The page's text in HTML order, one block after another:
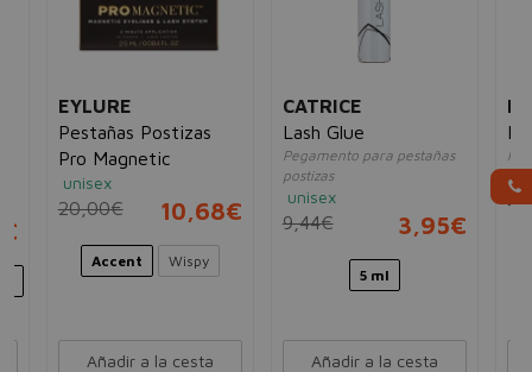
EYLURE
Pestañas Postizas
Pro Magnetic
unisex
20,00€ 10,68€
Accent Wispy
Añadir a la cesta
CATRICE
Lash Glue
Pegamento para pestañas
postizas
unisex
9,44€ 3,95€
5 ml
Añadir a la cesta
3